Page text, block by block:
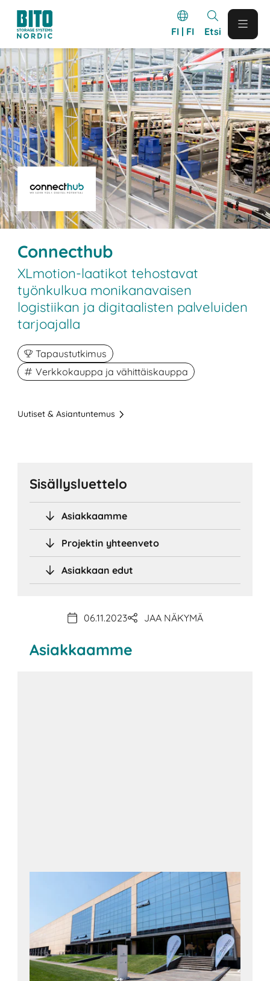
FI | FI Etsi
Connecthub
XLmotion-laatikot tehostavat
työnkulkua monikanavaisen
logistiikan ja digitaalisten palveluiden
tarjoajalla
Tapaustutkimus
Verkkokauppa ja vähittäiskauppa
Uutiset & Asiantuntemus
Sisällysluettelo
Asiakkaamme
Projektin yhteenveto
Asiakkaan edut
06.11.2023 JAA NÄKYMÄ
Asiakkaamme